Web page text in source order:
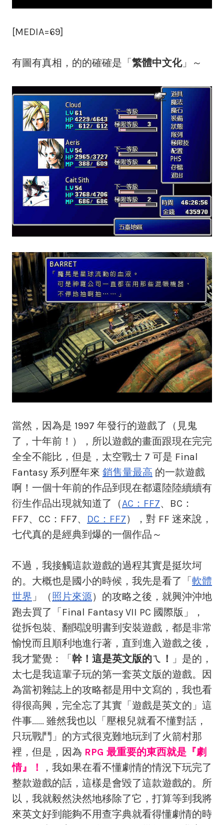
[MEDIA=69]
有圖有真相，的的確確是「 繁體中文化」～
當然，因為是 1997 年發行的遊戲了（見鬼
了，十年前！），所以遊戲的畫面跟現在完完
全全不能比，但是，太空戰士 7 可是 Final
Fantasy 系列歷年來 銷售量最高 的一款遊戲
啊！一個十年前的作品到現在都還陸陸續續有
衍生作品出現就知道了（AC：FF7、BC：
FF7、CC：FF7、 DC：FF7），對 FF 迷來說，
七代真的是經典到爆的一個作品～
不過，我接觸這款遊戲的過程其實是挺坎坷
的。大概也是國小的時候，我先是看了「 軟體
世界 」（照片來源）的攻略之後，就興沖沖地
跑去買了「Final Fantasy VII PC 國際版」，
從拆包裝、翻閱說明書到安裝遊戲，都是非常
愉悅而且順利地進行著，直到進入遊戲之後，
我才驚覺：「 幹！這是英文版的ㄟ！
」是的，
太七是我這輩子玩的第一套英文版的遊戲。因
為當初雜誌上的攻略都是用中文寫的，我也看
得很高興，完全忘了其實「遊戲是英文的」這
件事...... 雖然我也以「壓根兒就看不懂對話，
只玩戰鬥」的方式很克難地玩到了火箭村那
裡，但是，因為 RPG 最重要的東西就是『劇
情』！
，我如果在看不懂劇情的情況下玩完了
整款遊戲的話，這樣是會毀了這款遊戲的。所
以，我就毅然決然地移除了它，打算等到我將
來英文好到能夠不用查字典就看得懂劇情的時